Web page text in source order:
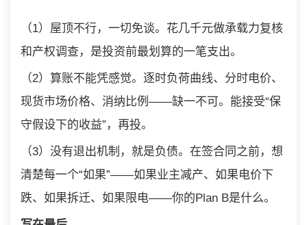
（1）屋顶不行，一切免谈。花几千元做承载力复核
和产权调查，是投资前最划算的一笔支出。
（2）算账不能凭感觉。逐时负荷曲线、分时电价、
现货市场价格、消纳比例——缺一不可。能接受“保
守假设下的收益”，再投。
（3）没有退出机制，就是负债。在签合同之前，想
清楚每一个“如果”——如果业主减产、如果电价下
跌、如果拆迁、如果限电——你的Plan B是什么。